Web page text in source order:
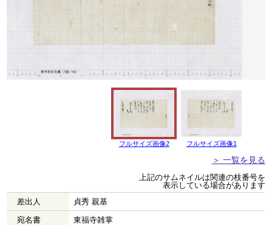
フルサイズ画像2 フルサイズ画像1
＞ 一覧を見る
上記のサムネイルは関連の枝番号を
表示している場合があります
差出人
貞秀 親基
宛名書
東福寺雑掌